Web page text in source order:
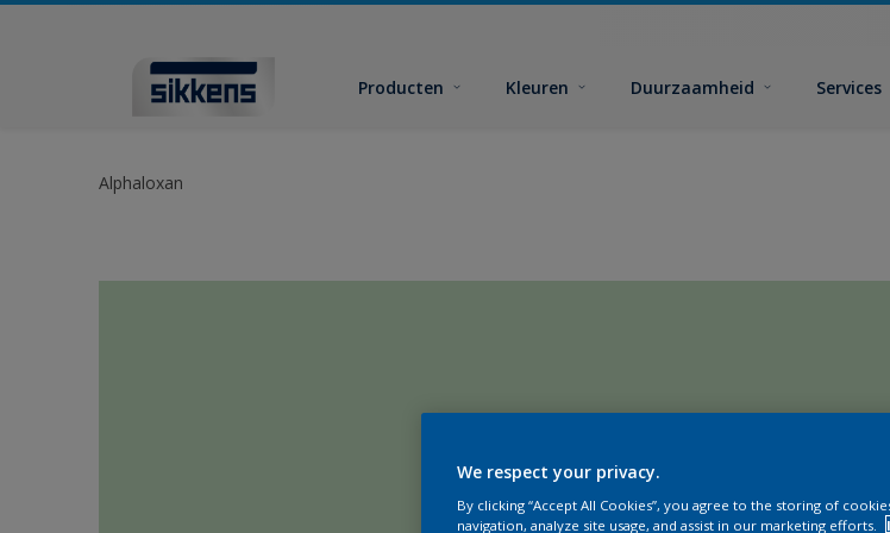
Producten Kleuren Duurzaamheid Services
Alphaloxan
We respect your privacy.
By clicking “Accept All Cookies”, you agree to the storing of
navigation, analyze site usage, and assist in our marketing efforts.